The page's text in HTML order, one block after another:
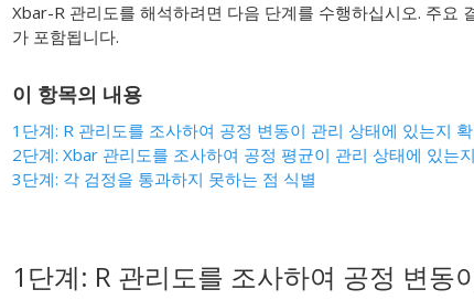
Xbar-R 관리도를 해석하려면 다음 단계를 수행하십시오. 주요
가 포함됩니다.
이 항목의 내용
1단계: R 관리도를 조사하여 공정 변동이 관리 상태에 있는지
2단계: Xbar 관리도를 조사하여 공정 평균이 관리 상태에 있는
3단계: 각 검정을 통과하지 못하는 점 식별
1단계: R 관리도를 조사하여 공정 변동